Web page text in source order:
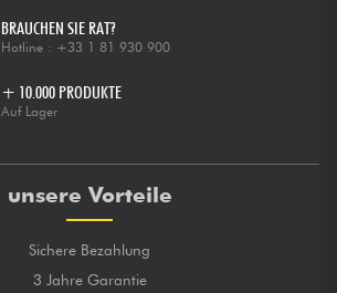
BRAUCHEN SIE RAT?
Hotline : +33 1 81 930 900
+ 10.000 PRODUKTE
Auf Lager
unsere Vorteile
Sichere Bezahlung
3 Jahre Garantie